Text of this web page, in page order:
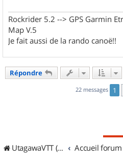
Rockrider 5.2 --> GPS Garmin
Map V.5
Je fait aussi de la rando canoë!!
Répondre
22 messages 1
UtagawaVTT (Randos VTT et VTTAE avec traces GPS) Accueil forum